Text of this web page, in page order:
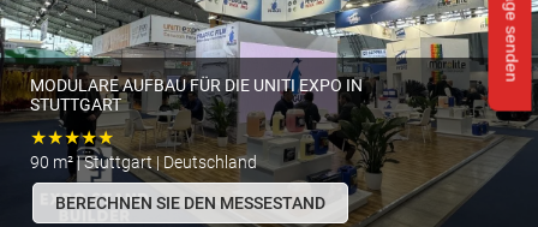
MODULARE AUFBAU FÜR DIE UNITI EXPO IN
STUTTGART
★★★★★
90 m² | Stuttgart | Deutschland
BERECHNEN SIE DEN MESSESTAND